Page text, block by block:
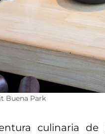
Buena Park
culinaria de